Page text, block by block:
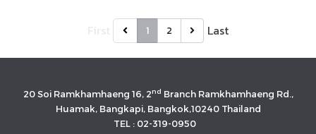
1 2 Last
20 Soi Ramkhamhaeng 16, 2nd Branch Ramkhamhaeng Rd.,
Huamak, Bangkapi, Bangkok,10240 Thailand
TEL : 02-319-0950